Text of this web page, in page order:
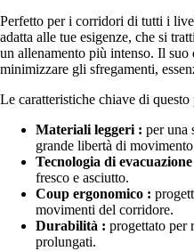
Perfetto per i corridori di tutti i
adatta alle tue esigenze, che si
un allenamento più intenso. Il suo
minimizzare gli sfregamenti,
Le caratteristiche chiave di
Materiali leggeri : per una
grande libertà di
Tecnologia di
fresco e asciutto.
Coup ergonomico :
movimenti del corridore.
Durabilità : progettato per
prolungati.